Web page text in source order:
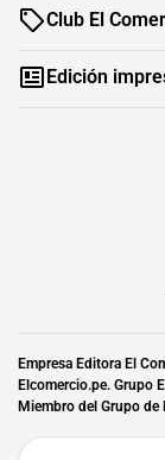
Club El
Edición
Empresa Editora El
Elcomercio.pe. Grupo
Miembro del Grupo de